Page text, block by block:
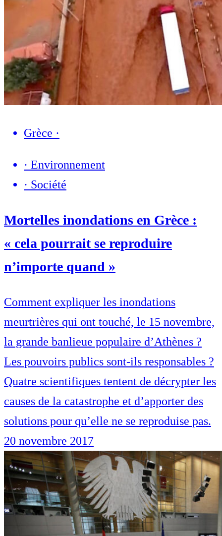
Grèce ·
· Environnement
· Société
Mortelles inondations en Grèce :
« cela pourrait se reproduire
n’importe quand »
Comment expliquer les inondations
meurtrières qui ont touché, le 15 novembre,
la grande banlieue populaire d’Athènes ?
Les pouvoirs publics sont-ils responsables ?
Quatre scientifiques tentent de décrypter les
causes de la catastrophe et d’apporter des
solutions pour qu’elle ne se reproduise pas.
20 novembre 2017